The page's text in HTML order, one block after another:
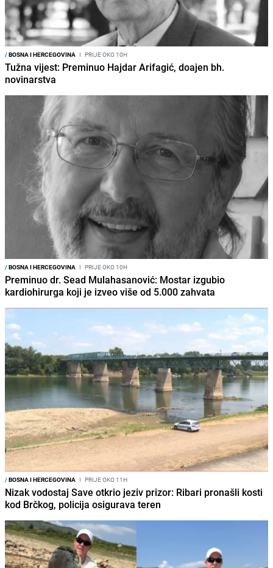
/BOSNA I HERCEGOVINA I PRIJE OKO 10H
Tužna vijest: Preminuo Hajdar Arifagić, doajen bh.
novinarstva
/BOSNA I HERCEGOVINA I PRIJE OKO 10H
Preminuo dr. Sead Mulahasanović: Mostar izgubio
kardiohirurga koji je izveo više od 5.000 zahvata
/BOSNA I HERCEGOVINA I PRIJE OKO 11H
Nizak vodostaj Save otkrio jeziv prizor: Ribari pronašli kosti
kod Brčkog, policija osigurava teren